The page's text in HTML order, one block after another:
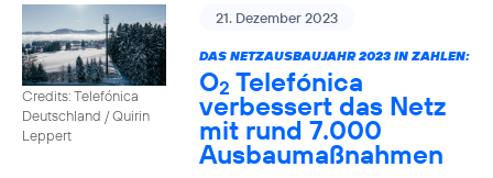
Credits: Telefónica
Deutschland / Quirin
Leppert
21. Dezember 2023
DAS NETZAUSBAUJAHR 2023 IN ZAHLEN:
O2 Telefónica
verbessert das Netz
mit rund 7.000
Ausbaumaßnahmen